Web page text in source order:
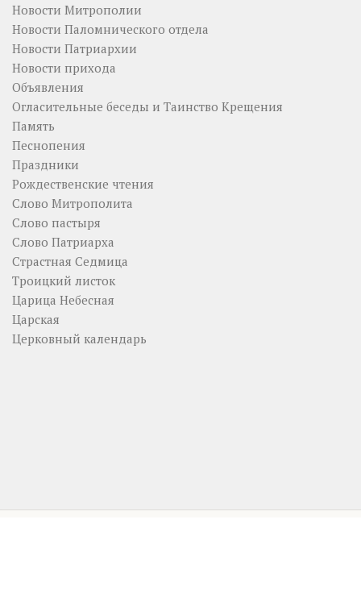
Новости Митрополии
Новости Паломнического отдела
Новости Патриархии
Новости прихода
Объявления
Огласительные беседы и Таинство Крещения
Память
Песнопения
Праздники
Рождественские чтения
Слово Митрополита
Слово пастыря
Слово Патриарха
Страстная Седмица
Троицкий листок
Царица Небесная
Царская
Церковный календарь